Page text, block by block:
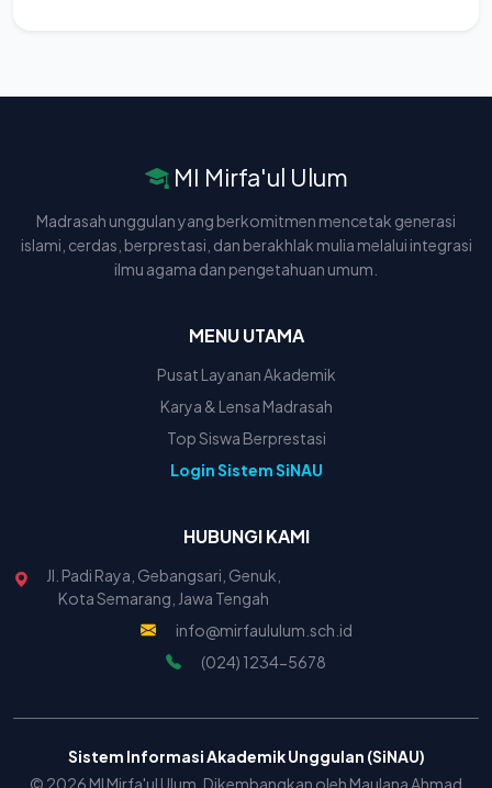
MI Mirfa'ul Ulum
Madrasah unggulan yang berkomitmen mencetak generasi
islami, cerdas, berprestasi, dan berakhlak mulia melalui integrasi
ilmu agama dan pengetahuan umum.
MENU UTAMA
Pusat Layanan Akademik
Karya & Lensa Madrasah
Top Siswa Berprestasi
Login Sistem SiNAU
HUBUNGI KAMI
Jl. Padi Raya, Gebangsari, Genuk,
Kota Semarang, Jawa Tengah
info@mirfaululum.sch.id
(024) 1234-5678
Sistem Informasi Akademik Unggulan (SiNAU)
© 2026 MI Mirfa'ul Ulum. Dikembangkan oleh Maulana Ahmad